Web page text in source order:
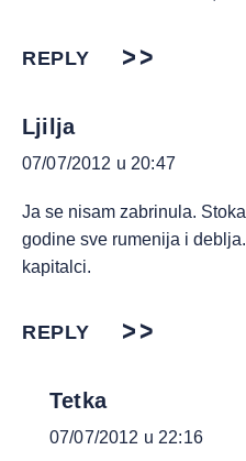
REPLY
Ljilja
07/07/2012 u 20:47
Ja se nisam zabrinula.
godine sve rumenija i
kapitalci.
REPLY
Tetka
07/07/2012 u 22:16